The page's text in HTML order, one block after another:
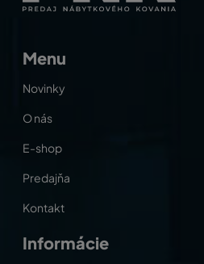
Menu
Novinky
O nás
E-shop
Predajňa
Kontakt
Informácie